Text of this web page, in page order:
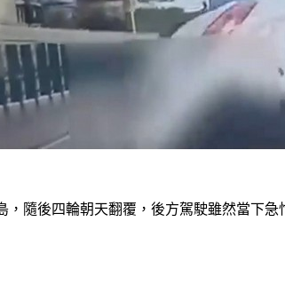
隨後四輪朝天翻覆，後方駕駛雖然當下急